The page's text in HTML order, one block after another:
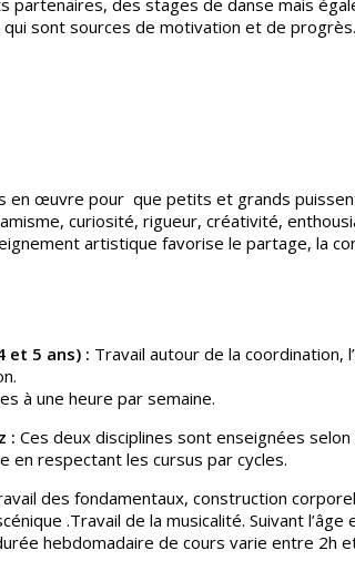
sont sources de motivation et de progrès.
en œuvre pour que petits et grands
curiosité, rigueur, créativité,
artistique favorise le partage, la
et 5 ans) : Travail autour de la coordination,
à une heure par semaine.
: Ces deux disciplines sont enseignées
en respectant les cursus par cycles.
des fondamentaux, construction
.Travail de la musicalité. Suivant l’âge
hebdomadaire de cours varie entre 2h